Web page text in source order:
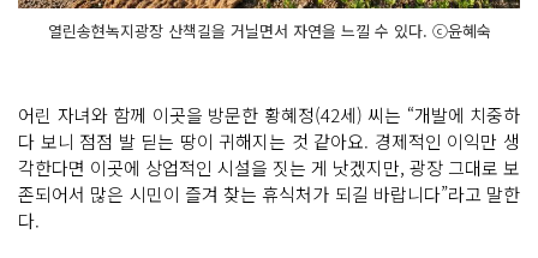
열린송현녹지광장 산책길을 거닐면서 자연을 느낄 수 있다. ⓒ윤혜숙
어린 자녀와 함께 이곳을 방문한 황혜정(42세) 씨는 “개발에 치중하
다 보니 점점 발 딛는 땅이 귀해지는 것 같아요. 경제적인 이익만 생
각한다면 이곳에 상업적인 시설을 짓는 게 낫겠지만, 광장 그대로 보
존되어서 많은 시민이 즐겨 찾는 휴식처가 되길 바랍니다”라고 말한
다.